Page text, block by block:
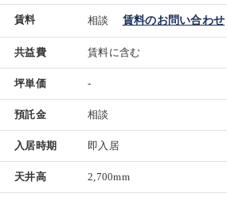
賃料 相談 賃料のお問い合わせ
共益費 賃料に含む
坪単価 -
預託金 相談
入居時期 即入居
天井高 2,700mm